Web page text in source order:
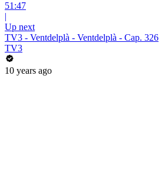
51:47
|
Up next
TV3 - Ventdelplà - Ventdelplà - Cap. 326
TV3
10 years ago